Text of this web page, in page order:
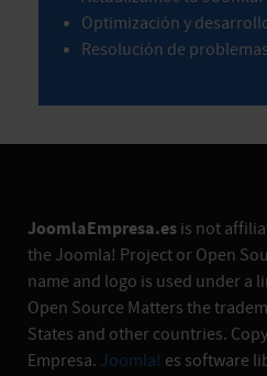
Optimización y
Resolución de
JoomlaEmpresa.es is not
the Joomla! Project or Open
name and logo is used under a
Open Source Matters the
States and other countries.
Empresa. Joomla! es software